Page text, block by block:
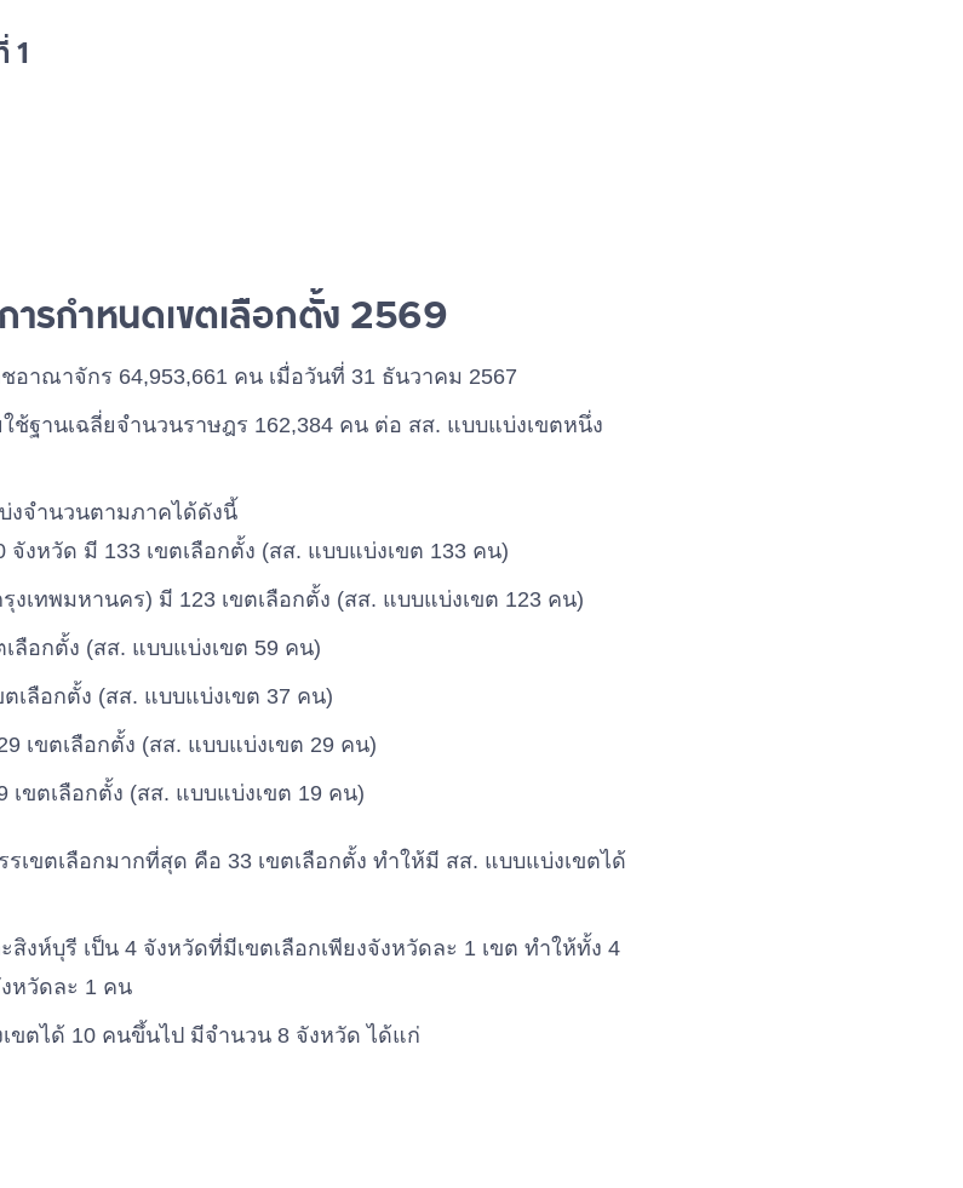
1
ารกำหนดเขตเลือกตั้ง 2569
าณาจักร 64,953,661 คน เมื่อวันที่ 31 ธันวาคม 2567
ช้ฐานเฉลี่ยจำนวนราษฎร 162,384 คน ต่อ สส. แบบแบ่งเขตหนึ่ง
งจำนวนตามภาคได้ดังนี้
จังหวัด มี 133 เขตเลือกตั้ง (สส. แบบแบ่งเขต 133 คน)
งเทพมหานคร) มี 123 เขตเลือกตั้ง (สส. แบบแบ่งเขต 123 คน)
ลือกตั้ง (สส. แบบแบ่งเขต 59 คน)
เลือกตั้ง (สส. แบบแบ่งเขต 37 คน)
เขตเลือกตั้ง (สส. แบบแบ่งเขต 29 คน)
ขตเลือกตั้ง (สส. แบบแบ่งเขต 19 คน)
เขตเลือกมากที่สุด คือ 33 เขตเลือกตั้ง ทำให้มี สส. แบบแบ่งเขตได้
งห์บุรี เป็น 4 จังหวัดที่มีเขตเลือกเพียงจังหวัดละ 1 เขต ทำให้ทั้ง 4
หวัดละ 1 คน
ขตได้ 10 คนขึ้นไป มีจำนวน 8 จังหวัด ได้แก่